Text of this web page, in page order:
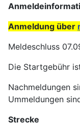
Anmeldung über
Meldeschluss
Die Startgebühr
Nachmeldungen
Ummeldungen
Strecke